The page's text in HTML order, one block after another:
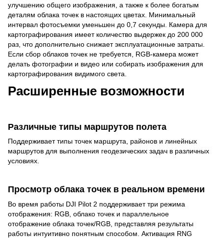
улучшению общего изображения, а также к более богатым
деталям облака точек в настоящих цветах. Минимальный
интервал фотосъемки уменьшен до 0,7 секунды. Камера для
картографирования имеет количество выдержек до 200 000
раз, что дополнительно снижает эксплуатационные затраты.
Если сбор облаков точек не требуется, RGB-камера может
делать фотографии и видео или собирать изображения для
картографирования видимого света.
Расширенные возможности
Различные типы маршрутов полета
Поддерживает типы точек маршрута, районов и линейных
маршрутов для выполнения геодезических задач в различных
условиях.
Просмотр облака точек в реальном времени
Во время работы DJI Pilot 2 поддерживает три режима
отображения: RGB, облако точек и параллельное
отображение облака точек/RGB, представляя результаты
работы интуитивно понятным способом. Активация RNG